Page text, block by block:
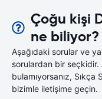
Çoğu kişi
ne biliyor?
Aşağıdaki sorular ve
sorulardan bir seçkidir.
bulamıyorsanız,
bizimle iletişime geçin.